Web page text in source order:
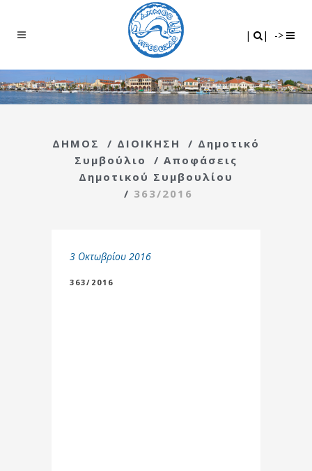
| | ->
ΔΗΜΟΣ / ΔΙΟΙΚΗΣΗ / Δημοτικό
Συμβούλιο
/ Αποφάσεις
Δημοτικού Συμβουλίου
/ 363/2016
3 Οκτωβρίου 2016
363/2016